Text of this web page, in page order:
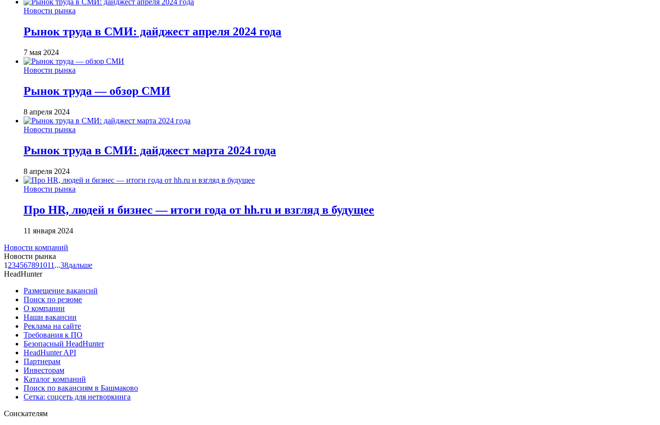
Новости рынка
Рынок труда в СМИ: дайджест апреля 2024 года
7 мая 2024
Новости рынка
Рынок труда — обзор СМИ
8 апреля 2024
Новости рынка
Рынок труда в СМИ: дайджест марта 2024 года
8 апреля 2024
Новости рынка
Про HR, людей и бизнес — итоги года от hh.ru и взгляд в будущее
11 января 2024
Новости компаний
Новости рынка
1 234567891011 ...38дальше
HeadHunter
Размещение вакансий
Поиск по резюме
О компании
Наши вакансии
Реклама на сайте
Требования к ПО
Безопасный HeadHunter
HeadHunter API
Партнерам
Инвесторам
Каталог компаний
Поиск по вакансиям в Башмаково
Сетка: соцсеть для нетворкинга
Соискателям